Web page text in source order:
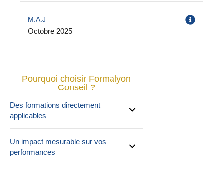
M.A.J
Octobre 2025
Pourquoi choisir Formalyon
Conseil ?
Des formations directement
applicables
Un impact mesurable sur vos
performances